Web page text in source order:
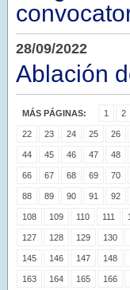
28/09/2022
Ablación
MÁS PÁGINAS: 1 2
22 23 24 25 26
44 45 46 47 48
66 67 68 69 70
88 89 90 91 92
108 109 110 111
127 128 129 130
145 146 147 148
163 164 165 166